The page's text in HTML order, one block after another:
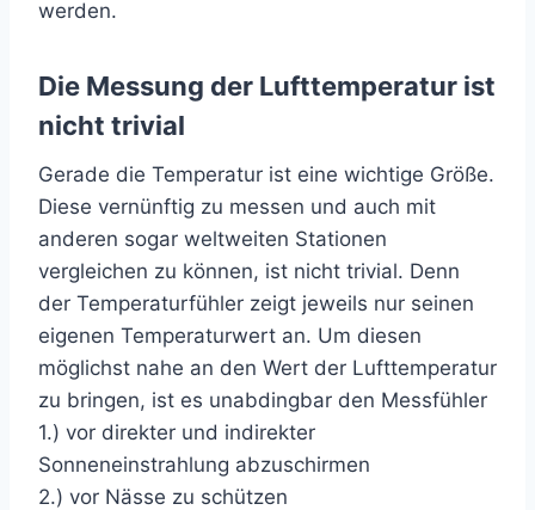
werden.
Die Messung der Lufttemperatur ist
nicht trivial
Gerade die Temperatur ist eine wichtige Größe.
Diese vernünftig zu messen und auch mit
anderen sogar weltweiten Stationen
vergleichen zu können, ist nicht trivial. Denn
der Temperaturfühler zeigt jeweils nur seinen
eigenen Temperaturwert an. Um diesen
möglichst nahe an den Wert der Lufttemperatur
zu bringen, ist es unabdingbar den Messfühler
1.) vor direkter und indirekter
Sonneneinstrahlung abzuschirmen
2.) vor Nässe zu schützen